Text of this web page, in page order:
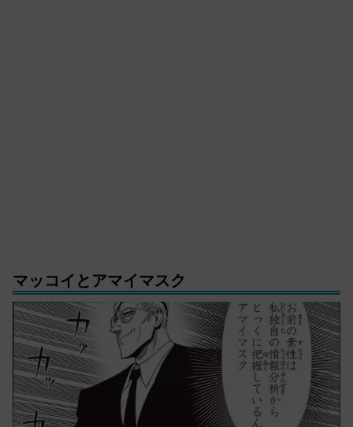
マッコイとアマイマスク